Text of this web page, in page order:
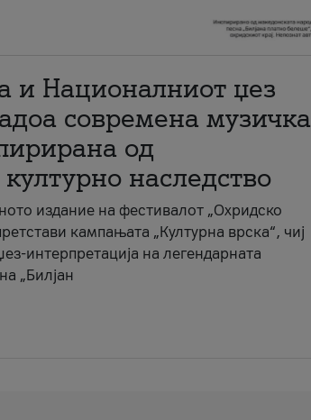
и Националниот џез
современа музичка
од
наследство
издание на фестивалот „Охридско
кампањата „Културна врска“, чиј
интерпретација на легендарната
„Билјан